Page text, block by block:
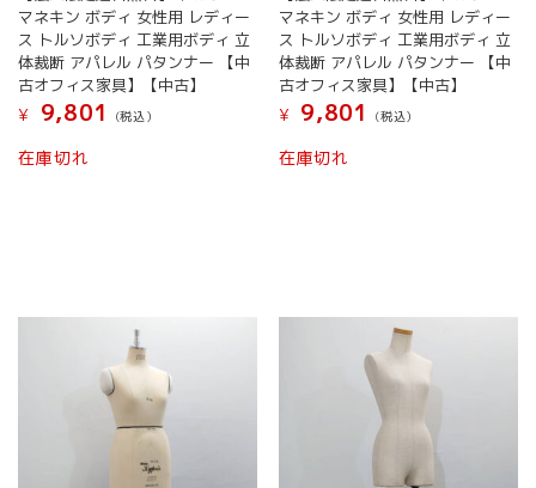
マネキン ボディ 女性用 レディー
ス トルソボディ 工業用ボディ 立
体裁断 アパレル パタンナー 【中
古オフィス家具】【中古】
¥
9,801 (税込）
在庫切れ
マネキン ボディ 女性用 レディー
ス トルソボディ 工業用ボディ 立
体裁断 アパレル パタンナー 【中
古オフィス家具】【中古】
¥
9,801 (税込）
在庫切れ